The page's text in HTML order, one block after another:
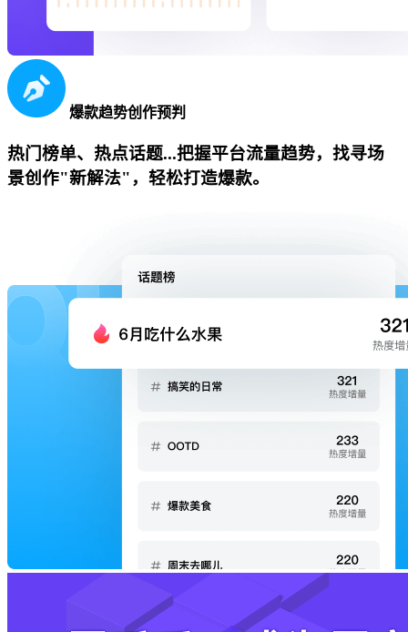
爆款趋势创作预判
热门榜单、热点话题...把握平台流量趋势，找寻场
景创作"新解法"，轻松打造爆款。